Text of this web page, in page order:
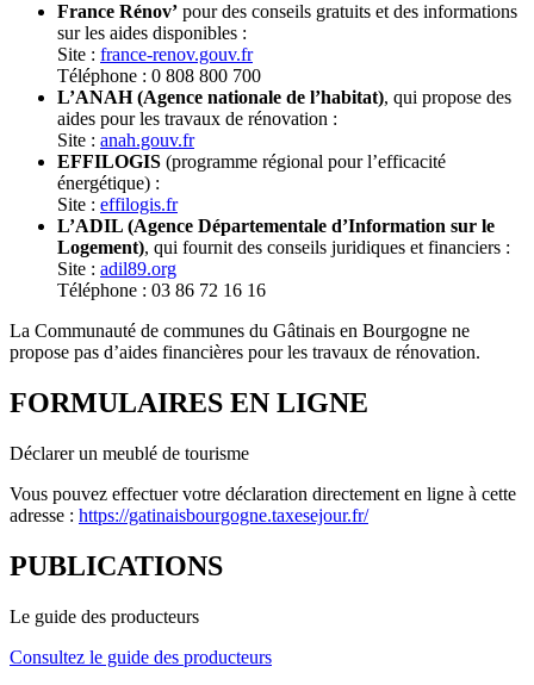
France Rénov’ pour des conseils gratuits et des informations
sur les aides disponibles :
Site : france-renov.gouv.fr
Téléphone : 0 808 800 700
L’ANAH (Agence nationale de l’habitat), qui propose des
aides pour les travaux de rénovation :
Site : anah.gouv.fr
EFFILOGIS (programme régional pour l’efficacité
énergétique) :
Site : effilogis.fr
L’ADIL (Agence Départementale d’Information sur le
Logement), qui fournit des conseils juridiques et financiers :
Site : adil89.org
Téléphone : 03 86 72 16 16
La Communauté de communes du Gâtinais en Bourgogne ne
propose pas d’aides financières pour les travaux de rénovation.
FORMULAIRES EN LIGNE
Déclarer un meublé de tourisme
Vous pouvez effectuer votre déclaration directement en ligne à cette
adresse : https://gatinaisbourgogne.taxesejour.fr/
PUBLICATIONS
Le guide des producteurs
Consultez le guide des producteurs